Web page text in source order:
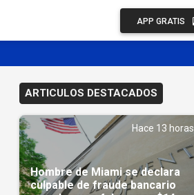
APP GRATIS
ARTICULOS DESTACADOS
Hace 13 horas
Hombre de Miami se declara
culpable de fraude bancario